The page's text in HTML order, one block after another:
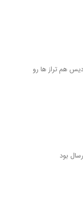
هم تراز ها رو
بود